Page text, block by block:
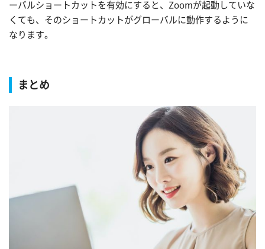
ーバルショートカットを有効にすると、Zoomが起動していな
くても、そのショートカットがグローバルに動作するように
なります。
まとめ